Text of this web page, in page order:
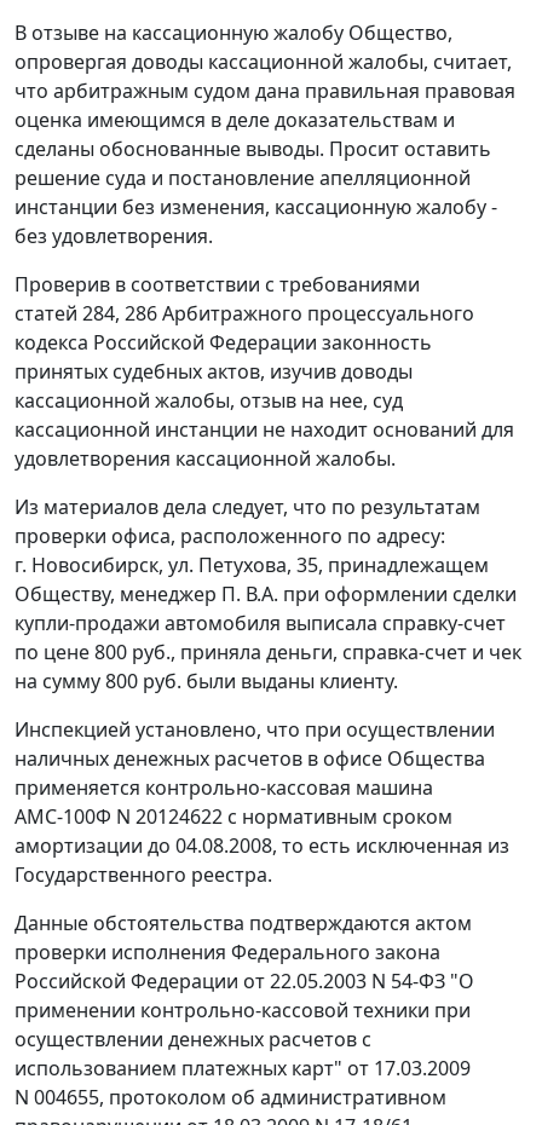
В отзыве на кассационную жалобу Общество,
опровергая доводы кассационной жалобы, считает,
что арбитражным судом дана правильная правовая
оценка имеющимся в деле доказательствам и
сделаны обоснованные выводы. Просит оставить
решение суда и постановлениеапелляционной
инстанции без изменения, кассационную жалобу -
без удовлетворения.
Проверив в соответствии с требованиями
статей 284, 286Арбитражного процессуального
кодекса Российской Федерации законность
принятых судебных актов, изучив доводы
кассационной жалобы, отзыв на нее, суд
кассационной инстанции не находит оснований для
удовлетворения кассационной жалобы.
Из материалов дела следует, что по результатам
проверки офиса, расположенного по адресу:
г. Новосибирск, ул. Петухова, 35, принадлежащем
Обществу, менеджер П. В.А. при оформлении сделки
купли-продажи автомобиля выписала справку-счет
по цене 800 руб., приняла деньги, справка-счет и чек
на сумму 800 руб. были выданы клиенту.
Инспекцией установлено, что при осуществлении
наличных денежных расчетов в офисе Общества
применяется контрольно-кассовая машина
АМС-100Ф N 20124622 с нормативным сроком
амортизации до 04.08.2008, то есть исключенная из
Государственного реестра.
Данные обстоятельства подтверждаются актом
проверки исполнения Федерального закона
Российской Федерации от 22.05.2003 N 54-ФЗ "О
применении контрольно-кассовой техники при
осуществлении денежных расчетов с
использованием платежных карт" от 17.03.2009
N 004655, протоколом об административном